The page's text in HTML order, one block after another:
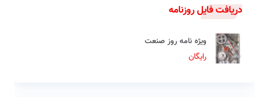
دریافت فایل روزنامه
ویژه نامه روز صنعت
رایگان